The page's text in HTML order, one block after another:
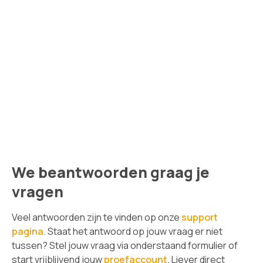
We beantwoorden graag je
vragen
Veel antwoorden zijn te vinden op onzesupport
pagina. Staat het antwoord op jouw vraag er niet
tussen? Stel jouw vraag via onderstaand formulier of
start vrijblijvend jouwproefaccount. Liever direct